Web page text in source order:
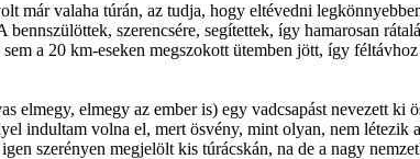
valaha túrán, az tudja, hogy eltévedni
szerencsére, segítettek, így hamarosan
a 20 km-eseken megszokott ütemben jött, így
elmegy az ember is) egy vadcsapást nevezett ki
indultam volna el, mert ösvény, mint olyan, nem
szerényen megjelölt kis túrácskán, na de a nagy